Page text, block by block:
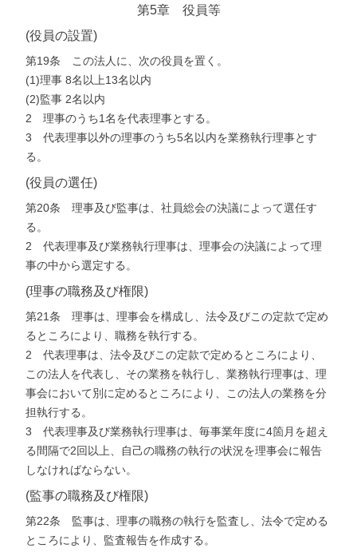
第5章 役員等
(役員の設置)
第19条 この法人に、次の役員を置く。
(1)理事 8名以上13名以内
(2)監事 2名以内
2 理事のうち1名を代表理事とする。
3 代表理事以外の理事のうち5名以内を業務執行理事とす
る。
(役員の選任)
第20条 理事及び監事は、社員総会の決議によって選任す
る。
2 代表理事及び業務執行理事は、理事会の決議によって理
事の中から選定する。
(理事の職務及び権限)
第21条 理事は、理事会を構成し、法令及びこの定款で定め
るところにより、職務を執行する。
2 代表理事は、法令及びこの定款で定めるところにより、
この法人を代表し、その業務を執行し、業務執行理事は、理
事会において別に定めるところにより、この法人の業務を分
担執行する。
3 代表理事及び業務執行理事は、毎事業年度に4箇月を超え
る間隔で2回以上、自己の職務の執行の状況を理事会に報告
しなければならない。
(監事の職務及び権限)
第22条 監事は、理事の職務の執行を監査し、法令で定める
ところにより、監査報告を作成する。